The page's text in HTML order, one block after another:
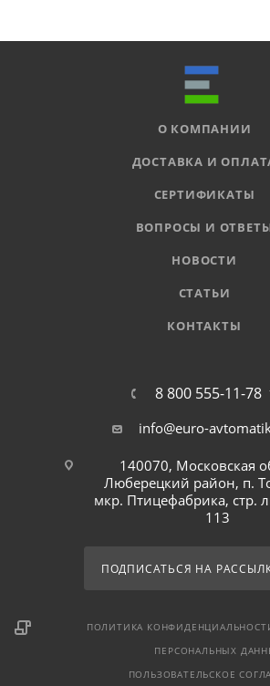
О КОМПАНИИ
ДОСТАВКА И
СЕРТИФИКАТЫ
ВОПРОСЫ И
НОВОСТИ
СТАТЬИ
КОНТАКТЫ
8 800 555-11-78
info@euro-
140070, Московская
Люберецкий район, п.
мкр. Птицефабрика, стр.
113
ПОДПИСАТЬСЯ НА
ПОЛИТИКА
ПЕРСОНАЛЬНЫХ
ПОЛЬЗОВАТЕЛЬСКОЕ